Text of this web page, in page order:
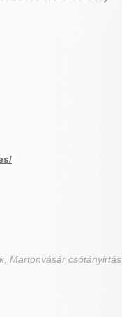
Martonvásár csótányirtás